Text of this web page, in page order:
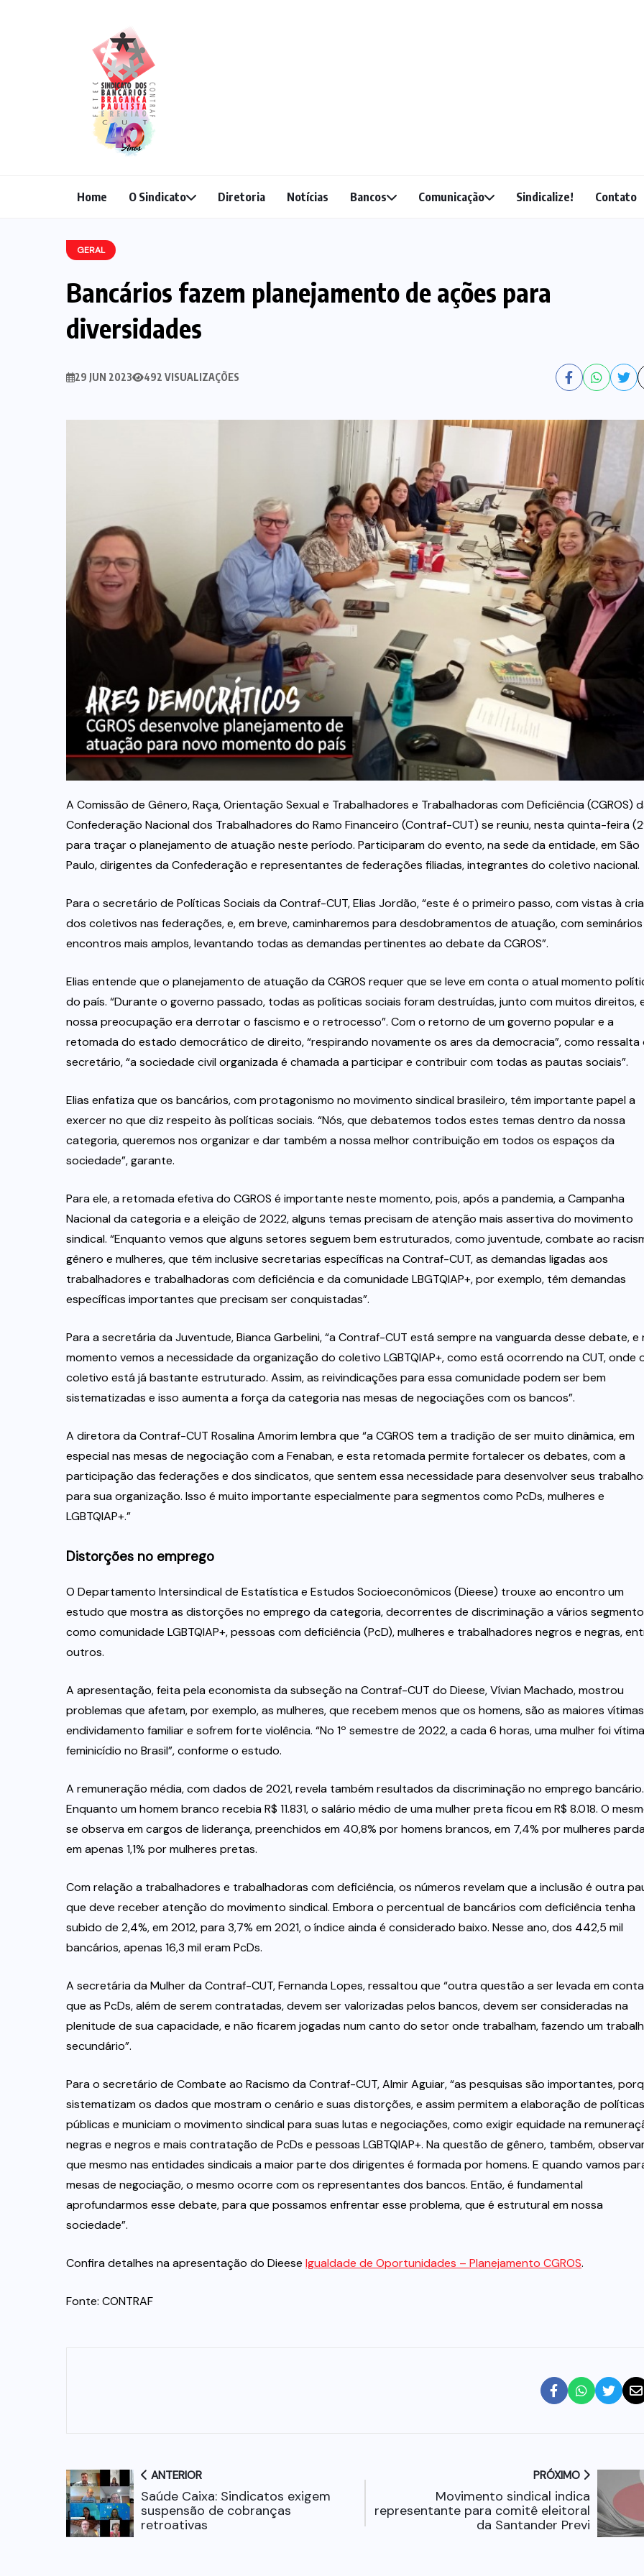
Home O Sindicato Diretoria Notícias Bancos Comunicação Sindicalize! Contato
GERAL
Bancários fazem planejamento de ações para
diversidades
29 JUN 2023 492 VISUALIZAÇÕES
A Comissão de Gênero, Raça, Orientação Sexual e Trabalhadores e Trabalhadoras com Deficiência (CGROS)
Confederação Nacional dos Trabalhadores do Ramo Financeiro (Contraf-CUT) se reuniu, nesta quinta-feira
para traçar o planejamento de atuação neste período. Participaram do evento, na sede da entidade, em São
Paulo, dirigentes da Confederação e representantes de federações filiadas, integrantes do coletivo nacional.
Para o secretário de Políticas Sociais da Contraf-CUT, Elias Jordão, “este é o primeiro passo, com vistas à
dos coletivos nas federações, e, em breve, caminharemos para desdobramentos de atuação, com seminários
encontros mais amplos, levantando todas as demandas pertinentes ao debate da CGROS”.
Elias entende que o planejamento de atuação da CGROS requer que se leve em conta o atual momento
do país. “Durante o governo passado, todas as políticas sociais foram destruídas, junto com muitos direitos,
nossa preocupação era derrotar o fascismo e o retrocesso”. Com o retorno de um governo popular e a
retomada do estado democrático de direito, “respirando novamente os ares da democracia”, como ressalta
secretário, “a sociedade civil organizada é chamada a participar e contribuir com todas as pautas sociais”.
Elias enfatiza que os bancários, com protagonismo no movimento sindical brasileiro, têm importante papel a
exercer no que diz respeito às políticas sociais. “Nós, que debatemos todos estes temas dentro da nossa
categoria, queremos nos organizar e dar também a nossa melhor contribuição em todos os espaços da
sociedade”, garante.
Para ele, a retomada efetiva do CGROS é importante neste momento, pois, após a pandemia, a Campanha
Nacional da categoria e a eleição de 2022, alguns temas precisam de atenção mais assertiva do movimento
sindical. “Enquanto vemos que alguns setores seguem bem estruturados, como juventude, combate ao
gênero e mulheres, que têm inclusive secretarias específicas na Contraf-CUT, as demandas ligadas aos
trabalhadores e trabalhadoras com deficiência e da comunidade LBGTQIAP+, por exemplo, têm demandas
específicas importantes que precisam ser conquistadas”.
Para a secretária da Juventude, Bianca Garbelini, “a Contraf-CUT está sempre na vanguarda desse debate, e
momento vemos a necessidade da organização do coletivo LGBTQIAP+, como está ocorrendo na CUT, onde
coletivo está já bastante estruturado. Assim, as reivindicações para essa comunidade podem ser bem
sistematizadas e isso aumenta a força da categoria nas mesas de negociações com os bancos”.
A diretora da Contraf-CUT Rosalina Amorim lembra que “a CGROS tem a tradição de ser muito dinâmica, em
especial nas mesas de negociação com a Fenaban, e esta retomada permite fortalecer os debates, com a
participação das federações e dos sindicatos, que sentem essa necessidade para desenvolver seus
para sua organização. Isso é muito importante especialmente para segmentos como PcDs, mulheres e
LGBTQIAP+.”
Distorções no emprego
O Departamento Intersindical de Estatística e Estudos Socioeconômicos (Dieese) trouxe ao encontro um
estudo que mostra as distorções no emprego da categoria, decorrentes de discriminação a vários
como comunidade LGBTQIAP+, pessoas com deficiência (PcD), mulheres e trabalhadores negros e negras,
outros.
A apresentação, feita pela economista da subseção na Contraf-CUT do Dieese, Vívian Machado, mostrou
problemas que afetam, por exemplo, as mulheres, que recebem menos que os homens, são as maiores
endividamento familiar e sofrem forte violência. “No 1º semestre de 2022, a cada 6 horas, uma mulher foi
feminicídio no Brasil”, conforme o estudo.
A remuneração média, com dados de 2021, revela também resultados da discriminação no emprego bancário.
Enquanto um homem branco recebia R$ 11.831, o salário médio de uma mulher preta ficou em R$ 8.018. O
se observa em cargos de liderança, preenchidos em 40,8% por homens brancos, em 7,4% por mulheres
em apenas 1,1% por mulheres pretas.
Com relação a trabalhadores e trabalhadoras com deficiência, os números revelam que a inclusão é outra
que deve receber atenção do movimento sindical. Embora o percentual de bancários com deficiência tenha
subido de 2,4%, em 2012, para 3,7% em 2021, o índice ainda é considerado baixo. Nesse ano, dos 442,5 mil
bancários, apenas 16,3 mil eram PcDs.
A secretária da Mulher da Contraf-CUT, Fernanda Lopes, ressaltou que “outra questão a ser levada em
que as PcDs, além de serem contratadas, devem ser valorizadas pelos bancos, devem ser consideradas na
plenitude de sua capacidade, e não ficarem jogadas num canto do setor onde trabalham, fazendo um
secundário”.
Para o secretário de Combate ao Racismo da Contraf-CUT, Almir Aguiar, “as pesquisas são importantes,
sistematizam os dados que mostram o cenário e suas distorções, e assim permitem a elaboração de políticas
públicas e municiam o movimento sindical para suas lutas e negociações, como exigir equidade na
negras e negros e mais contratação de PcDs e pessoas LGBTQIAP+. Na questão de gênero, também,
que mesmo nas entidades sindicais a maior parte dos dirigentes é formada por homens. E quando vamos
mesas de negociação, o mesmo ocorre com os representantes dos bancos. Então, é fundamental
aprofundarmos esse debate, para que possamos enfrentar esse problema, que é estrutural em nossa
sociedade”.
Confira detalhes na apresentação do Dieese Igualdade de Oportunidades – Planejamento CGROS.
Fonte: CONTRAF
ANTERIOR
Saúde Caixa: Sindicatos exigem
suspensão de cobranças
retroativas
PRÓXIMO
Movimento sindical indica
representante para comitê eleitoral
da Santander Previ